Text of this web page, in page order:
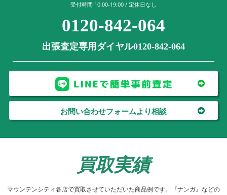
受付時間 10:00-19:00 / 定休日なし
0120-842-064
出張査定専用ダイヤル0120-842-064
お問い合わせフォームより相談
買取実績
マウンテンシティ各店で買取させていただいた商品例です。『ナンガ』などの